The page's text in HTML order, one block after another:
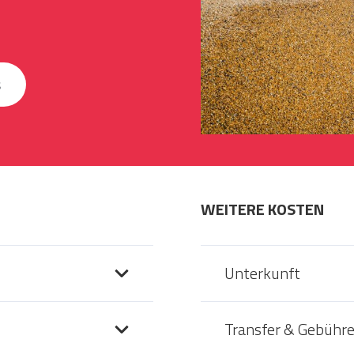
WEITERE KOSTEN
Unterkunft
Transfer &